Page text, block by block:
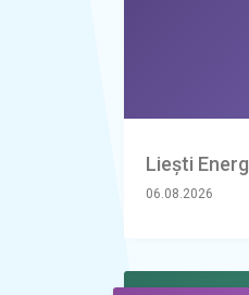
Liești
06.08.2026